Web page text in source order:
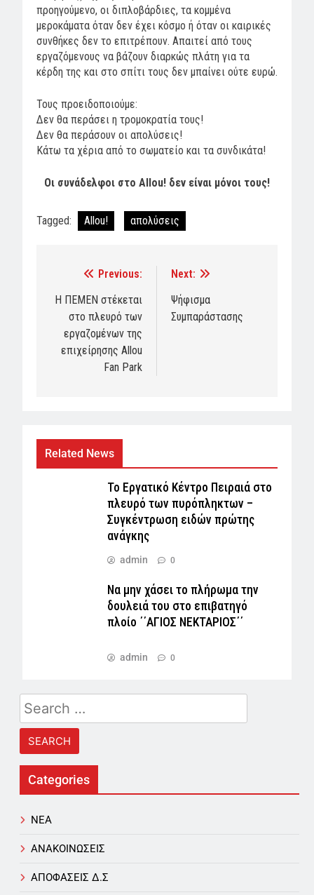
προηγούμενο, οι διπλοβάρδιες, τα κομμένα
μεροκάματα όταν δεν έχει κόσμο ή όταν οι καιρικές
συνθήκες δεν το επιτρέπουν. Απαιτεί από τους
εργαζόμενους να βάζουν διαρκώς πλάτη για τα
κέρδη της και στο σπίτι τους δεν μπαίνει ούτε ευρώ.
Τους προειδοποιούμε:
Δεν θα περάσει η τρομοκρατία τους!
Δεν θα περάσουν οι απολύσεις!
Κάτω τα χέρια από το σωματείο και τα συνδικάτα!
Οι συνάδελφοι στο Allou! δεν είναι μόνοι τους!
Tagged: Allou! απολύσεις
navigation
Previous:
Η ΠΕΜΕΝ στέκεται
στο πλευρό των
εργαζομένων της
επιχείρησης Allou
Fan Park
Next:
Ψήφισμα
Συμπαράστασης
Related News
Το Εργατικό Κέντρο Πειραιά στο
πλευρό των πυρόπληκτων –
Συγκέντρωση ειδών πρώτης
ανάγκης
admin 0
Να μην χάσει το πλήρωμα την
δουλειά του στο επιβατηγό
πλοίο ΄΄ΑΓΙΟΣ ΝΕΚΤΑΡΙΟΣ΄΄
admin 0
Search
for:
Categories
NEA
ΑΝΑΚΟΙΝΩΣΕΙΣ
ΑΠΟΦΑΣΕΙΣ Δ.Σ